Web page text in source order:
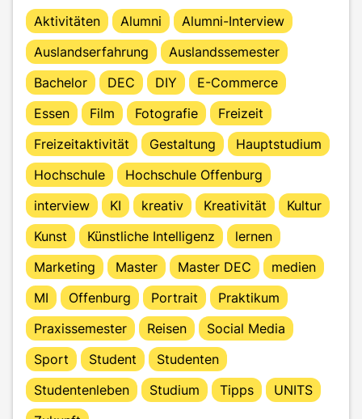
Aktivitäten Alumni
Alumni-Interview
Auslandserfahrung
Auslandssemester
Bachelor
DEC DIY
E-Commerce
Essen
Film Fotografie
Freizeit
Freizeitaktivität
Gestaltung
Hauptstudium
Hochschule
Hochschule Offenburg
interview
KI kreativ Kreativität
Kultur
Kunst
Künstliche Intelligenz
lernen
Marketing
Master Master DEC
medien
MI
Offenburg Portrait
Praktikum
Praxissemester
Reisen
Social Media
Sport
Student
Studenten
Studentenleben
Studium Tipps
UNITS